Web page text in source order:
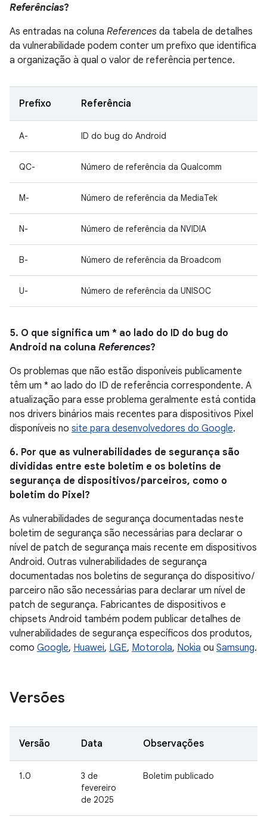
Referências?
As entradas na coluna References da tabela de detalhes
da vulnerabilidade podem conter um prefixo que identifica
a organização à qual o valor de referência pertence.
Prefixo Referência
A- ID do bug do Android
QC- Número de referência da Qualcomm
M- Número de referência da MediaTek
N- Número de referência da NVIDIA
B- Número de referência da Broadcom
U- Número de referência da UNISOC
5. O que significa um * ao lado do ID do bug do
Android na coluna References?
Os problemas que não estão disponíveis publicamente
têm um * ao lado do ID de referência correspondente. A
atualização para esse problema geralmente está contida
nos drivers binários mais recentes para dispositivos Pixel
disponíveis no site para desenvolvedores do Google.
6. Por que as vulnerabilidades de segurança são
divididas entre este boletim e os boletins de
segurança de dispositivos / parceiros, como o
boletim do Pixel?
As vulnerabilidades de segurança documentadas neste
boletim de segurança são necessárias para declarar o
nível de patch de segurança mais recente em dispositivos
Android. Outras vulnerabilidades de segurança
documentadas nos boletins de segurança do dispositivo /
parceiro não são necessárias para declarar um nível de
patch de segurança. Fabricantes de dispositivos e
chipsets Android também podem publicar detalhes de
vulnerabilidades de segurança específicos dos produtos,
como Google, Huawei, LGE, Motorola, Nokia ou Samsung.
Versões
Versão Data Observações
1.0
3 de
fevereiro
de 2025
Boletim publicado